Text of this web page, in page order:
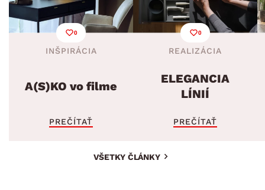
0
INŠPIRÁCIA
A(S)KO vo filme
PREČÍTAŤ
0
REALIZÁCIA
ELEGANCIA
LÍNIÍ
PREČÍTAŤ
VŠETKY ČLÁNKY